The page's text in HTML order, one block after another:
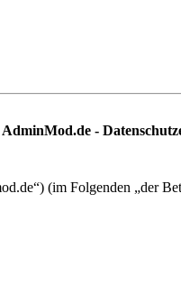
AdminMod.de -
(im Folgenden „der